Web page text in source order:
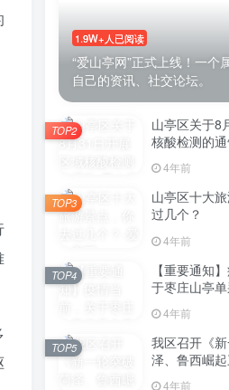
1.9W+人已阅读
“爱山亭网”正式上线！一个
自己的资讯、社交论坛。
山亭区关于8
核酸检测的
4年前
TOP2
山亭区十大
过几个？
4年前
TOP3
【重要通知
于枣庄山亭
4年前
TOP4
我区召开《
泽、鲁西崛
4年前
TOP5